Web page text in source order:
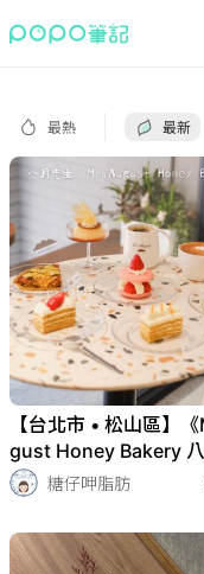
最熱 最新
【台北市 • 松山區】
gust Honey Bakery
生》 糖仔呷脂肪